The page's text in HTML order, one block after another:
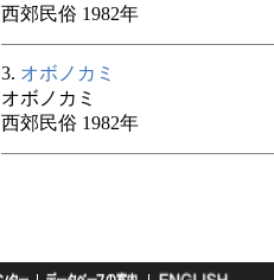
西郊民俗 1982年
3. オボノカミ
オボノカミ
西郊民俗 1982年